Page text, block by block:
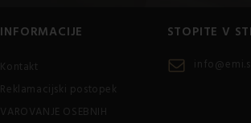
INFORMACIJE
Kontakt
Reklamacijski postopek
VAROVANJE OSEBNIH
STOPITE V